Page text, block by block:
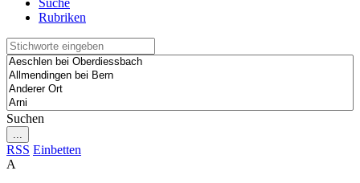
Rubriken
Suchen
RSS Einbetten
A